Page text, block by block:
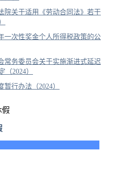
院关于适用《劳动合同法》若干
一次性奖金个人所得税政策的公
常务委员会关于实施渐进式延迟
（2024）
行办法（2024）